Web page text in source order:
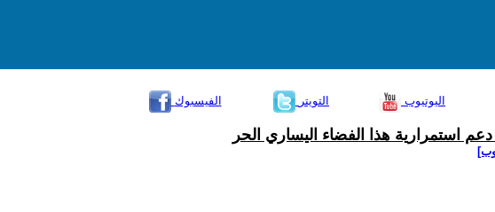
الفيسبوك
التويتر اليوتيوب
استمرارية هذا الفضاء اليساري الحر